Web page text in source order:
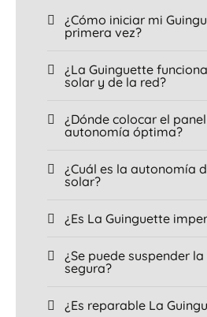
¿Cómo iniciar mi
primera vez?
¿La Guinguette
solar y de la red?
¿Dónde colocar el
autonomía óptima?
¿Cuál es la autonomía
solar?
¿Es La Guinguette
¿Se puede suspender la
segura?
¿Es reparable La